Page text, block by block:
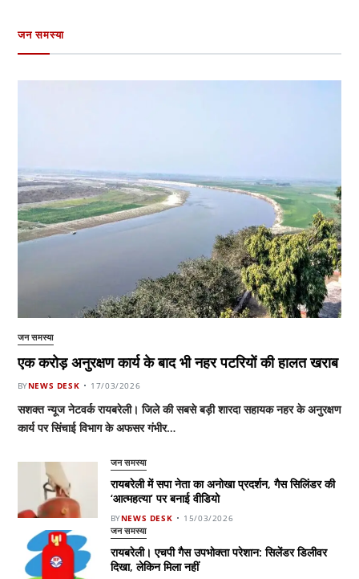
जन समस्या
जन समस्या
एक करोड़ अनुरक्षण कार्य के बाद भी नहर पटरियों की हालत खराब
BYNEWS DESK 17/03/2026
सशक्त न्यूज नेटवर्क रायबरेली। जिले की सबसे बड़ी शारदा सहायक नहर के अनुरक्षण
कार्य पर सिंचाई विभाग के अफसर गंभीर…
जन समस्या
रायबरेली में सपा नेता का अनोखा प्रदर्शन, गैस सिलिंडर की
‘आत्महत्या’ पर बनाई वीडियो
BYNEWS DESK 15/03/2026
जन समस्या
रायबरेली। एचपी गैस उपभोक्ता परेशान: सिलेंडर डिलीवर
दिखा, लेकिन मिला नहीं